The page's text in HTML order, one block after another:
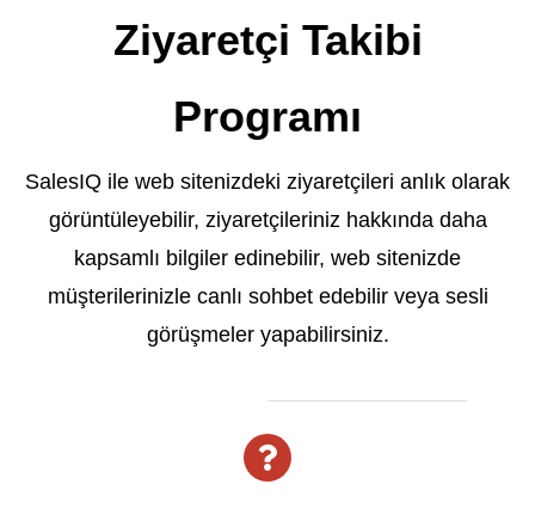
Ziyaretçi Takibi
Programı
SalesIQ ile web sitenizdeki ziyaretçileri anlık olarak
görüntüleyebilir, ziyaretçileriniz hakkında daha
kapsamlı bilgiler edinebilir, web sitenizde
müşterilerinizle canlı sohbet edebilir veya sesli
görüşmeler yapabilirsiniz.